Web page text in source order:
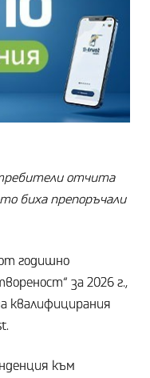
отчита
биха препоръчали
годишно
за 2026 г.,
квалифицирания
към